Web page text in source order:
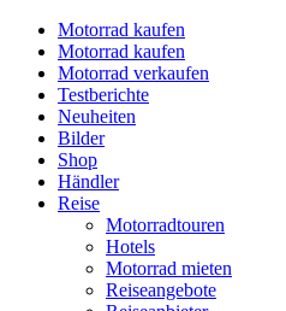
Motorrad kaufen
Motorrad kaufen
Motorrad verkaufen
Testberichte
Neuheiten
Bilder
Shop
Händler
Reise
Motorradtouren
Hotels
Motorrad mieten
Reiseangebote